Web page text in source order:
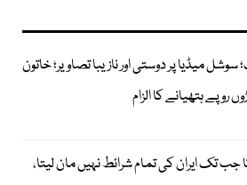
سوشل میڈیا پر دوستی اور نازیبا تصاویر؛ خاتون
روپے ہتھیانے کا الزام
جب تک ایران کی تمام شرائط نہیں مان لیتا،